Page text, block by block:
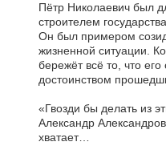
Пётр Николаевич был
строителем
Он был примером
жизненной ситуации.
бережёт всё то, что
достоинством
«Гвозди бы делать из
Александр
хватает…